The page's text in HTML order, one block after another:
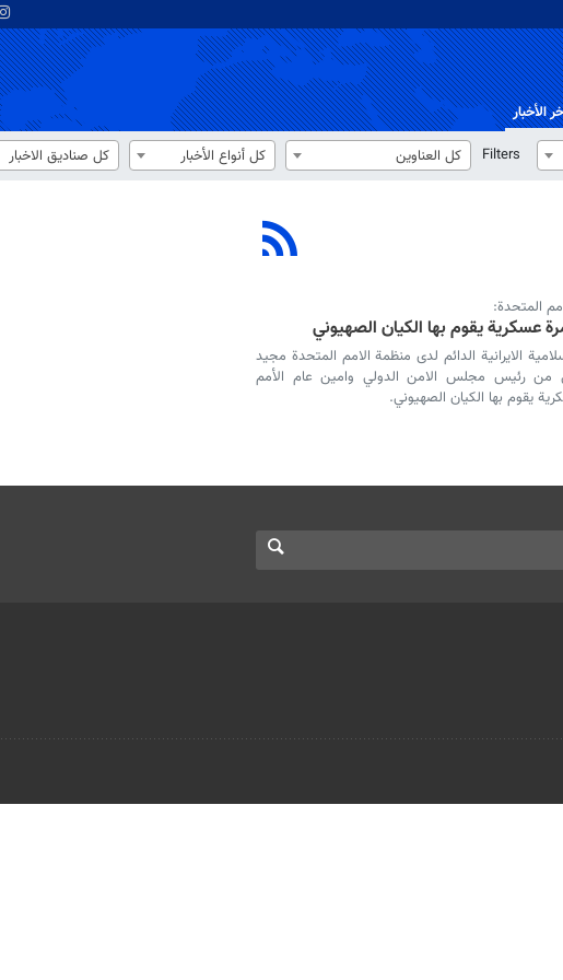
الأخبار
Filters كل العناوين كل أنواع الأخبار كل صناديق الاخبار
المتحدة:
عسكرية يقوم بها الكيان الصهيوني
الايرانية الدائم لدى منظمة الامم المتحدة مجيد
رئيس مجلس الامن الدولي وامين عام الأمم
يقوم بها الكيان الصهيوني.